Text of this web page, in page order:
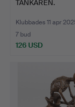
TÄNKAREN.
Klubbades 11 apr
7 bud
126 USD